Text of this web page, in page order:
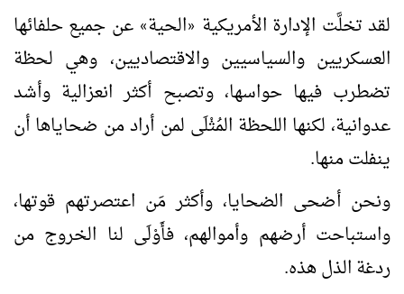
لقد تخلَّت الإدارة الأمريكية «الحية» عن جميع حلفائها
العسكريين والسياسيين والاقتصاديين، وهي لحظة
تضطرب فيها حواسها، وتصبح أكثر انعزالية وأشد
عدوانية، لكنها اللحظة المُثْلَى لمن أراد من ضحاياها أن
ينفلت منها.
ونحن أضحى الضحايا، وأكثر مَن اعتصرتهم قوتها،
واستباحت أرضهم وأموالهم، فأَوْلَى لنا الخروج من
ردغة الذل هذه.